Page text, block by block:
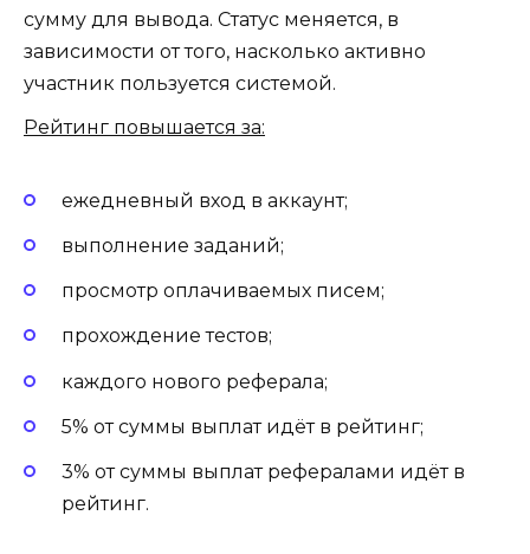
сумму для вывода. Статус меняется, в
зависимости от того, насколько активно
участник пользуется системой.
Рейтинг повышается за:
ежедневный вход в аккаунт;
выполнение заданий;
просмотр оплачиваемых писем;
прохождение тестов;
каждого нового реферала;
5% от суммы выплат идёт в рейтинг;
3% от суммы выплат рефералами идёт в
рейтинг.